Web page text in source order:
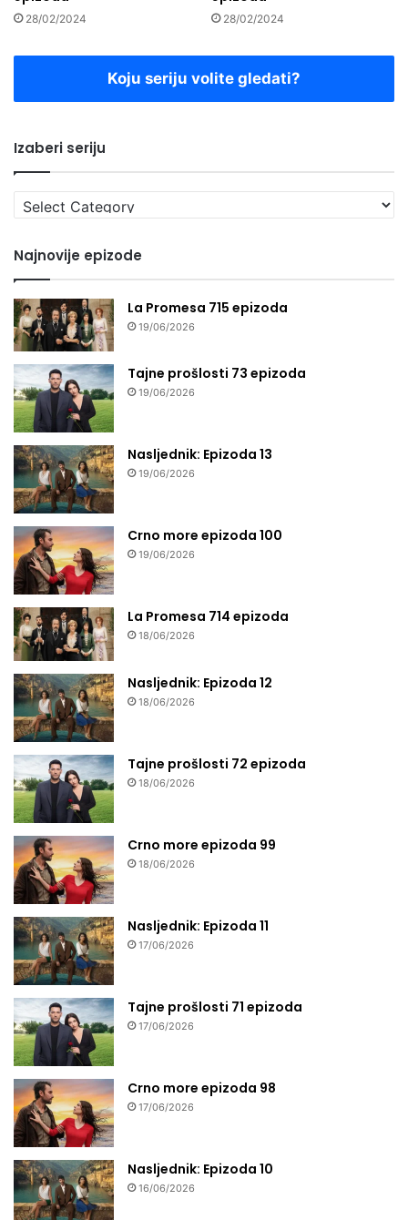
28/02/2024 28/02/2024
Koju seriju volite gledati?
Izaberi seriju
Izaberi
seriju
Najnovije epizode
La Promesa 715 epizoda
19/06/2026
Tajne prošlosti 73 epizoda
19/06/2026
Nasljednik: Epizoda 13
19/06/2026
Crno more epizoda 100
19/06/2026
La Promesa 714 epizoda
18/06/2026
Nasljednik: Epizoda 12
18/06/2026
Tajne prošlosti 72 epizoda
18/06/2026
Crno more epizoda 99
18/06/2026
Nasljednik: Epizoda 11
17/06/2026
Tajne prošlosti 71 epizoda
17/06/2026
Crno more epizoda 98
17/06/2026
Nasljednik: Epizoda 10
16/06/2026